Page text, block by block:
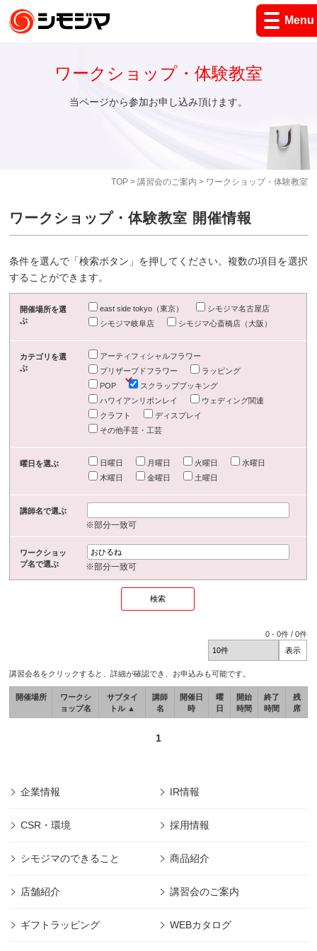
Menu
TOP> 講習会のご案内 > ワークショップ・体験教室
ワークショップ・体験教室
当ページから参加お申し込み頂けます。
ワークショップ・体験教室 開催情報
条件を選んで「検索ボタン」を押してください。複数の項目を選択
することができます。
開催場所を選
ぶ
east side tokyo（東京）
シモジマ名古屋店
シモジマ岐阜店
シモジマ心斎橋店（大阪）
カテゴリを選
ぶ
アーティフィシャルフラワー
プリザーブドフラワー
ラッピング
POP
スクラップブッキング
ハワイアンリボンレイ
ウェディング関連
クラフト
ディスプレイ
その他手芸・工芸
曜日を選ぶ 日曜日 月曜日 火曜日
水曜日
木曜日
金曜日 土曜日
講師名で選ぶ
※部分一致可
ワークショッ
プ名で選ぶ
※部分一致可
0 -0件 /0件
講習会名をクリックすると、詳細が確認でき、お申込みも可能です。
開催場所
ワークシ
ョップ名
サブタイ
トル ▲
講師
名
開催日
時
曜
日
開始
時間
終了
時間
残
席
1
企業情報 IR情報
CSR・環境 採用情報
シモジマのできること 商品紹介
店舗紹介 講習会のご案内
ギフトラッピング WEBカタログ